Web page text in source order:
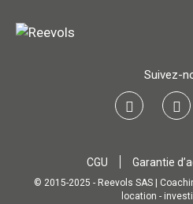
Suivez-
CGU Garantie
© 2015-2025 - Reevols SAS |
location -